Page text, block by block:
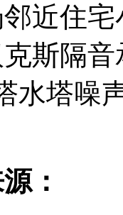
近住
斯隔
水塔噪
：